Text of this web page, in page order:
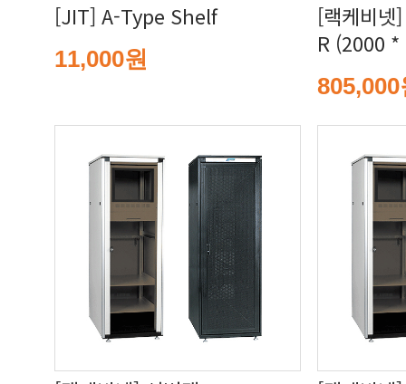
[JIT] A-Type Shelf
11,000원
R (2000
805,000